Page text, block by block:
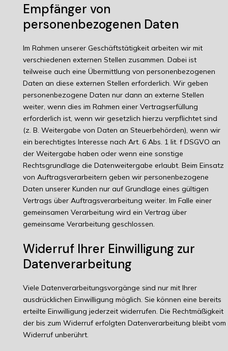
Empfänger von
personenbezogenen Daten
Im Rahmen unserer Geschäftstätigkeit arbeiten wir mit
verschiedenen externen Stellen zusammen. Dabei ist
teilweise auch eine Übermittlung von personenbezogenen
Daten an diese externen Stellen erforderlich. Wir geben
personenbezogene Daten nur dann an externe Stellen
weiter, wenn dies im Rahmen einer Vertragserfüllung
erforderlich ist, wenn wir gesetzlich hierzu verpflichtet sind
(z. B. Weitergabe von Daten an Steuerbehörden), wenn wir
ein berechtigtes Interesse nach Art. 6 Abs. 1 lit. f DSGVO an
der Weitergabe haben oder wenn eine sonstige
Rechtsgrundlage die Datenweitergabe erlaubt. Beim Einsatz
von Auftragsverarbeitern geben wir personenbezogene
Daten unserer Kunden nur auf Grundlage eines gültigen
Vertrags über Auftragsverarbeitung weiter. Im Falle einer
gemeinsamen Verarbeitung wird ein Vertrag über
gemeinsame Verarbeitung geschlossen.
Widerruf Ihrer Einwilligung zur
Datenverarbeitung
Viele Datenverarbeitungsvorgänge sind nur mit Ihrer
ausdrücklichen Einwilligung möglich. Sie können eine bereits
erteilte Einwilligung jederzeit widerrufen. Die Rechtmäßigkeit
der bis zum Widerruf erfolgten Datenverarbeitung bleibt vom
Widerruf unberührt.